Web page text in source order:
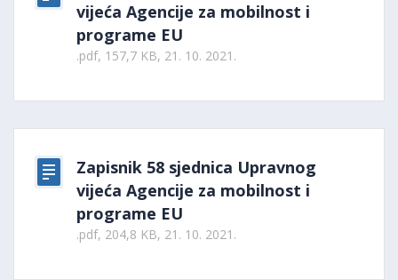
vijeća Agencije za mobilnost i
programe EU
.pdf, 157,7 KB, 21. 10. 2021.
Zapisnik 58 sjednica Upravnog
vijeća Agencije za mobilnost i
programe EU
.pdf, 204,8 KB, 21. 10. 2021.